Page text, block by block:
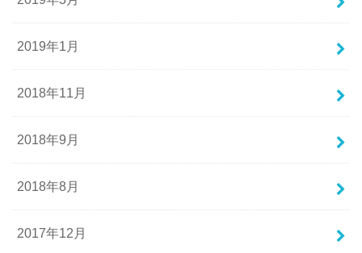
2019年1月
2018年11月
2018年9月
2018年8月
2017年12月